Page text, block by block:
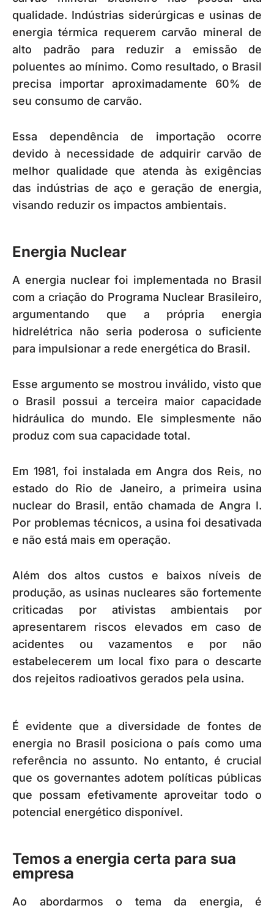
qualidade. Indústrias siderúrgicas e usinas de
energia térmica requerem carvão mineral de
alto padrão para reduzir a emissão de
poluentes ao mínimo. Como resultado, o Brasil
precisa importar aproximadamente 60% de
seu consumo de carvão.
Essa dependência de importação ocorre
devido à necessidade de adquirir carvão de
melhor qualidade que atenda às exigências
das indústrias de aço e geração de energia,
visando reduzir os impactos ambientais.
Energia Nuclear
A energia nuclear foi implementada no Brasil
com a criação do Programa Nuclear Brasileiro,
argumentando que a própria energia
hidrelétrica não seria poderosa o suficiente
para impulsionar a rede energética do Brasil.
Esse argumento se mostrou inválido, visto que
o Brasil possui a terceira maior capacidade
hidráulica do mundo. Ele simplesmente não
produz com sua capacidade total.
Em 1981, foi instalada em Angra dos Reis, no
estado do Rio de Janeiro, a primeira usina
nuclear do Brasil, então chamada de Angra I.
Por problemas técnicos, a usina foi desativada
e não está mais em operação.
Além dos altos custos e baixos níveis de
produção, as usinas nucleares são fortemente
criticadas por ativistas ambientais por
apresentarem riscos elevados em caso de
acidentes ou vazamentos e por não
estabelecerem um local fixo para o descarte
dos rejeitos radioativos gerados pela usina.
É evidente que a diversidade de fontes de
energia no Brasil posiciona o país como uma
referência no assunto. No entanto, é crucial
que os governantes adotem políticas públicas
que possam efetivamente aproveitar todo o
potencial energético disponível.
Temos a energia certa para sua
empresa
Ao abordarmos o tema da energia, é